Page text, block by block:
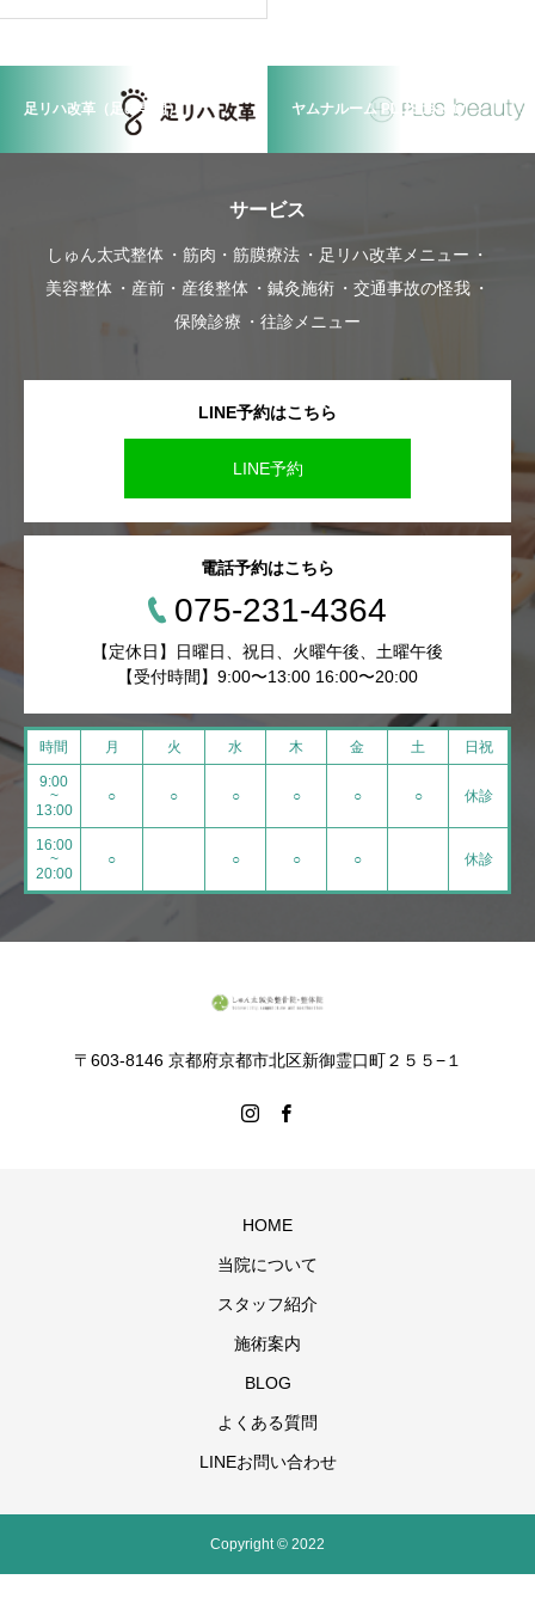
足リハ改革（足の専門） ヤムナルーム PLUSbeauty
サービス
しゅん太式整体 筋肉・筋膜療法
足リハ改革メニュー
美容整体
産前・産後整体 鍼灸施術
交通事故の怪我
保険診療
往診メニュー
LINE予約はこちら
LINE予約
電話予約はこちら
075-231-4364
【定休日】日曜日、祝日、火曜午後、土曜午後
【受付時間】9:00〜13:00 16:00〜20:00
時間 月 火 水 木 金 土 日祝
9:00
~
13:00
○ ○ ○ ○ ○ ○ 休診
16:00
~
20:00
○ ○ ○ ○ 休診
〒603-8146 京都府京都市北区新御霊口町２５５−１
HOME
当院について
スタッフ紹介
施術案内
BLOG
よくある質問
LINEお問い合わせ
Copyright © 2022